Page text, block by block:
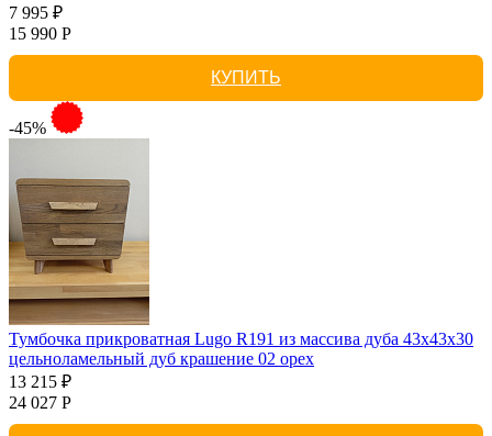
7 995 ₽
15 990 Р
КУПИТЬ
-45%
Тумбочка прикроватная Lugo R191 из массива дуба 43х43х30
цельноламельный дуб крашение 02 орех
13 215 ₽
24 027 Р